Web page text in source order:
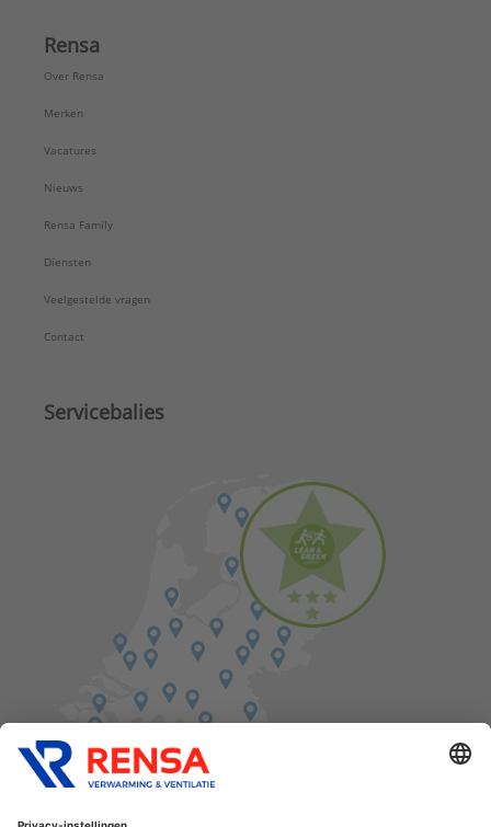
Rensa
Over Rensa
Merken
Vacatures
Nieuws
Rensa Family
Diensten
Veelgestelde vragen
Contact
Servicebalies